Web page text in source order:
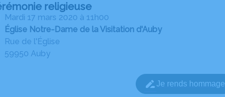
religieuse
mardi 17 mars 2020 à 11h00
Église Notre-Dame de la Visitation d'Auby
Rue de l'Église
59950 Auby
Je rends hommage